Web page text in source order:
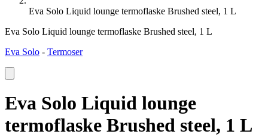
Eva Solo Liquid lounge termoflaske Brushed steel, 1 L
Eva Solo Liquid lounge termoflaske Brushed steel, 1 L
Eva Solo - Termoser
Eva Solo Liquid lounge
termoflaske Brushed steel, 1 L